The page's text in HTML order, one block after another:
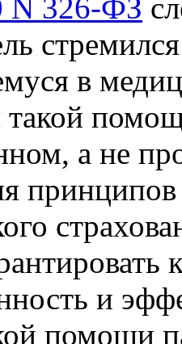
N 326-ФЗ
в
такой
а не
принципов
и
помощи